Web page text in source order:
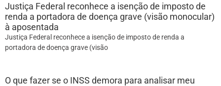
Justiça Federal reconhece a isenção de imposto de
renda a portadora de doença grave (visão monocular)
à aposentada
Justiça Federal reconhece a isenção de imposto de renda a
portadora de doença grave (visão
O que fazer se o INSS demora para analisar meu